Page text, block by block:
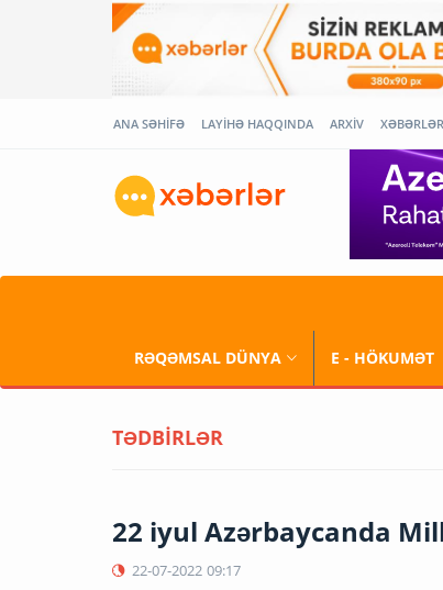
ANA SƏHİFƏ LAYİHƏ HAQQINDA ARXİV XƏBƏRLƏR
RƏQƏMSAL DÜNYA E - HÖKUMƏT
TƏDBİRLƏR
22 iyul Azərbaycanda
22-07-2022 09:17